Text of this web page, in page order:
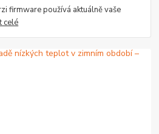
firmware používá aktuálně vaše
celé